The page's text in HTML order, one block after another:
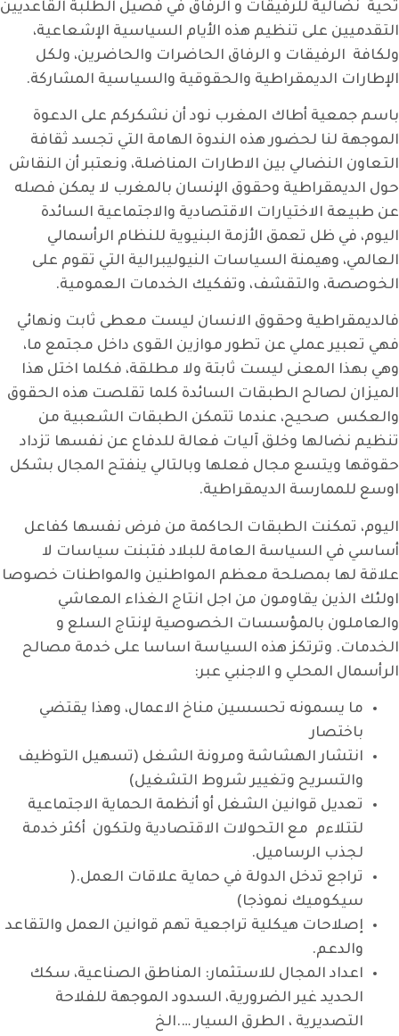
تحية نضالية للرفيقات و الرفاق في فصيل الطلبة القاعديين
التقدميين على تنظيم هذه الأيام السياسية الإشعاعية،
ولكافة الرفيقات و الرفاق الحاضرات والحاضرين، ولكل
الإطارات الديمقراطية والحقوقية والسياسية المشاركة.
باسم جمعية أطاك المغرب نود أن نشكركم على الدعوة
الموجهة لنا لحضور هذه الندوة الهامة التي تجسد ثقافة
التعاون النضالي بين الاطارات المناضلة، ونعتبر أن النقاش
حول الديمقراطية وحقوق الإنسان بالمغرب لا يمكن فصله
عن طبيعة الاختيارات الاقتصادية والاجتماعية السائدة
اليوم، في ظل تعمق الأزمة البنيوية للنظام الرأسمالي
العالمي، وهيمنة السياسات النيوليبرالية التي تقوم على
الخوصصة، والتقشف، وتفكيك الخدمات العمومية.
فالديمقراطية وحقوق الانسان ليست معطى ثابت ونهائي
فهي تعبير عملي عن تطور موازين القوى داخل مجتمع ما،
وهي بهذا المعنى ليست ثابتة ولا مطلقة، فكلما اختل هذا
الميزان لصالح الطبقات السائدة كلما تقلصت هذه الحقوق
والعكس صحيح، عندما تتمكن الطبقات الشعبية من
تنظيم نضالها وخلق آليات فعالة للدفاع عن نفسها تزداد
حقوقها ويتسع مجال فعلها وبالتالي ينفتح المجال بشكل
اوسع للممارسة الديمقراطية.
اليوم، تمكنت الطبقات الحاكمة من فرض نفسها كفاعل
أساسي في السياسة العامة للبلاد فتبنت سياسات لا
علاقة لها بمصلحة معظم المواطنين والمواطنات خصوصا
اولئك الذين يقاومون من اجل انتاج الغذاء المعاشي
والعاملون بالمؤسسات الخصوصية لإنتاج السلع و
الخدمات. وترتكز هذه السياسة اساسا على خدمة مصالح
الرأسمال المحلي و الاجنبي عبر:
ما يسمونه تحسسين مناخ الاعمال، وهذا يقتضي
باختصار
انتشار الهشاشة ومرونة الشغل (تسهيل التوظيف
والتسريح وتغيير شروط التشغيل)
تعديل قوانين الشغل أو أنظمة الحماية الاجتماعية
لتتلاءم مع التحولات الاقتصادية ولتكون أكثر خدمة
لجذب الرساميل.
تراجع تدخل الدولة في حماية علاقات العمل.(
سيكوميك نموذجا)
إصلاحات هيكلية تراجعية تهم قوانين العمل والتقاعد
والدعم.
اعداد المجال للاستثمار: المناطق الصناعية، سكك
الحديد غير الضرورية، السدود الموجهة للفلاحة
التصديرية ، الطرق السيار ….الخ